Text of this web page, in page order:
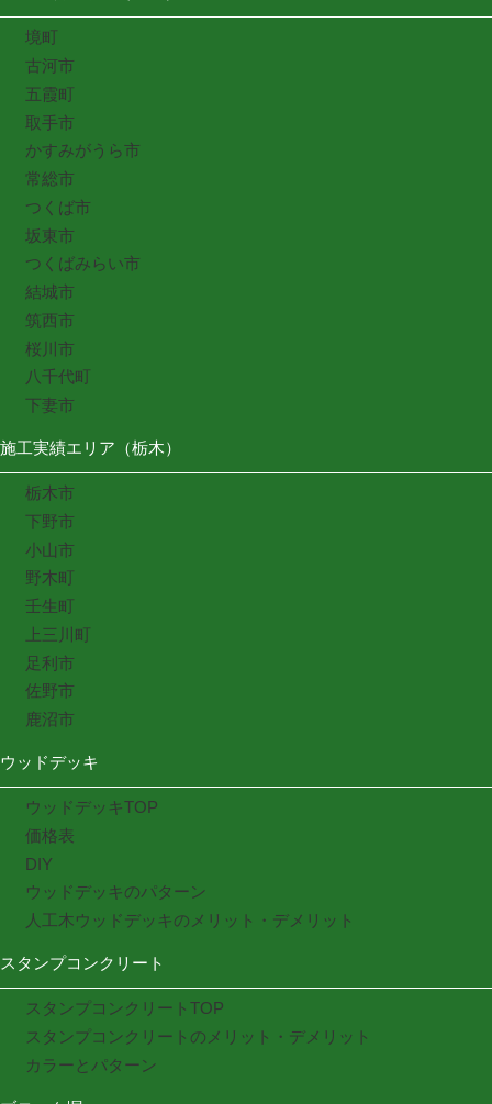
境町
古河市
五霞町
取手市
かすみがうら市
常総市
つくば市
坂東市
つくばみらい市
結城市
筑西市
桜川市
八千代町
下妻市
施工実績エリア（栃木）
栃木市
下野市
小山市
野木町
壬生町
上三川町
足利市
佐野市
鹿沼市
ウッドデッキ
ウッドデッキTOP
価格表
DIY
ウッドデッキのパターン
人工木ウッドデッキのメリット・デメリット
スタンプコンクリート
スタンプコンクリートTOP
スタンプコンクリートのメリット・デメリット
カラーとパターン